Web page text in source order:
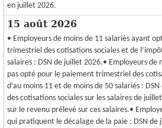
en juillet 2026.
15 août 2026
• Employeurs de moins de 11 salariés ayant
trimestriel des cotisations sociales et de
salaires : DSN de juillet 2026.• Employeurs de
pas opté pour le paiement trimestriel des
d’au moins 11 et de moins de 50 salariés :
des cotisations sociales sur les salaires de
sur le revenu prélevé sur ces salaires.•
qui pratiquent le décalage de la paie : DSN